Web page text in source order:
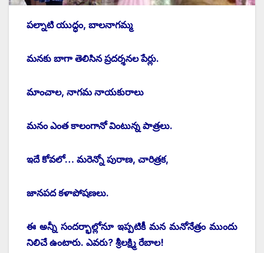
పల్నాటి యుద్ధం, బాలనాగమ్మ
మనకు బాగా తెలిసిన ప్రదర్శనల పేర్లు.
మాంచాల, నాగమ నాయకురాలు
మనం ఎంత కాలంగానో వింటున్న పాత్రలు.
ఇదే కోవలో… మరెన్నో పురాణ, చారిత్రక,
జానపద కళాపోషణలు.
ఈ అన్నీ సందర్భాల్లోనూ ఇప్పటికీ మన మనోనేత్రం ముందు
నిలిచే ఉంటారు. ఎవరు? శ్రీలక్ష్మి రేబాల!